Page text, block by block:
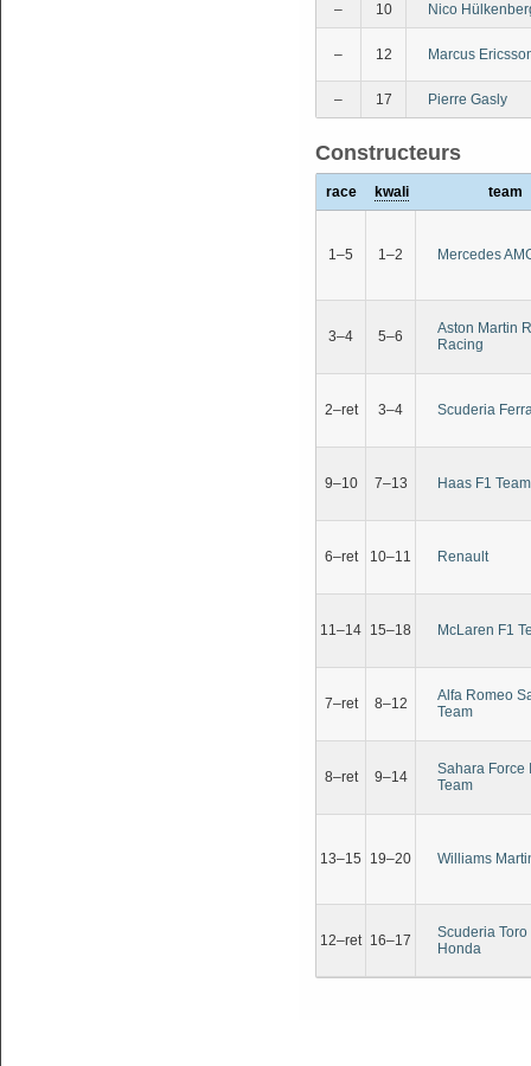
– 10 Nico
– 12 Marcus
– 17 Pierre Gasly
Constructeurs
race kwali team
1–5 1–2 Mercedes
3–4 5–6
Aston Martin
Racing
2–ret 3–4 Scuderia
9–10 7–13 Haas F1 Team
6–ret 10–11 Renault
11–14 15–18 McLaren F1
7–ret 8–12
Alfa Romeo
Team
8–ret 9–14
Sahara Force
Team
13–15 19–20 Williams
12–ret 16–17
Scuderia
Honda